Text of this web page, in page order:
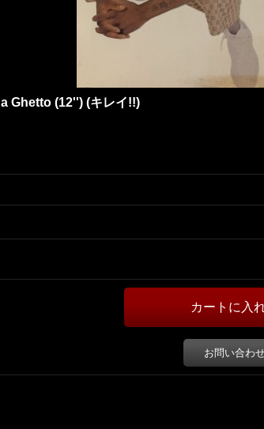
Ghetto (12'') (キレイ!!)
お問い合わ